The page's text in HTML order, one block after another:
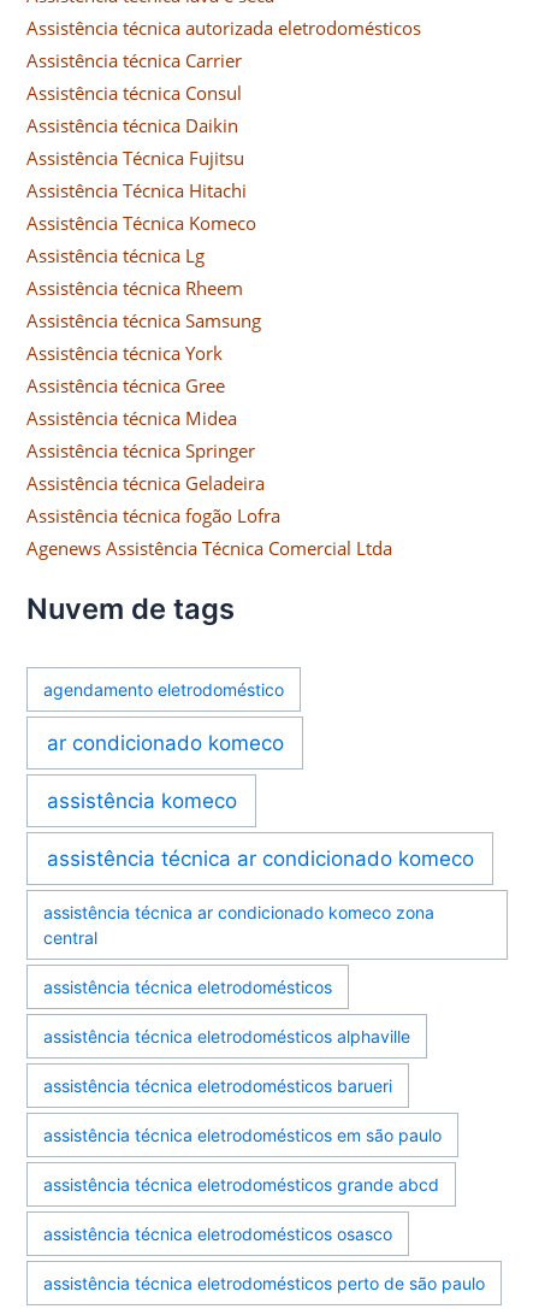
Assistência técnica autorizada eletrodomésticos
Assistência técnica Carrier
Assistência técnica Consul
Assistência técnica Daikin
Assistência Técnica Fujitsu
Assistência Técnica Hitachi
Assistência Técnica Komeco
Assistência técnica Lg
Assistência técnica Rheem
Assistência técnica Samsung
Assistência técnica York
Assistência técnica Gree
Assistência técnica Midea
Assistência técnica Springer
Assistência técnica Geladeira
Assistência técnica fogão Lofra
Agenews Assistência Técnica Comercial Ltda
Nuvem de tags
agendamento eletrodoméstico
ar condicionado komeco
assistência komeco
assistência técnica ar condicionado komeco
assistência técnica ar condicionado komeco zona
central
assistência técnica eletrodomésticos
assistência técnica eletrodomésticos alphaville
assistência técnica eletrodomésticos barueri
assistência técnica eletrodomésticos em são paulo
assistência técnica eletrodomésticos grande abcd
assistência técnica eletrodomésticos osasco
assistência técnica eletrodomésticos perto de são paulo